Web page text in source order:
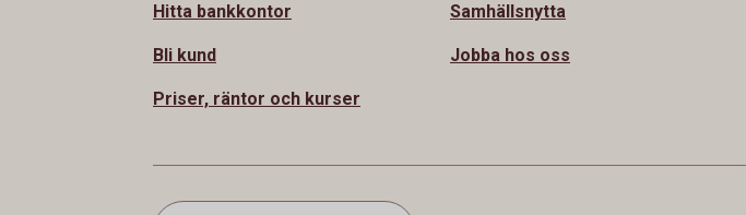
Hitta bankkontor
Bli kund
Priser, räntor och kurser
Samhällsnytta
Jobba hos oss